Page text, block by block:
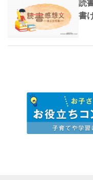
読
書